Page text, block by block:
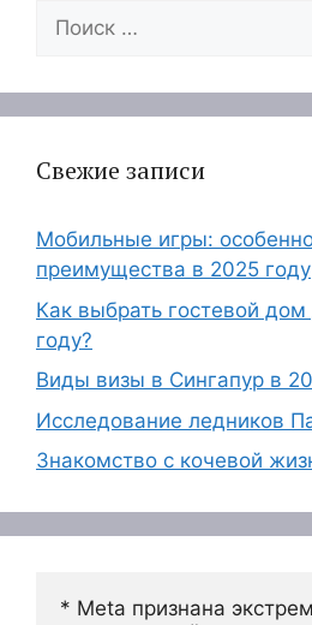
Поиск:
Свежие записи
Мобильные игры:
преимущества в 2025 году
Как выбрать гостевой
году?
Виды визы в Сингапур в
Исследование ледников
Знакомство с кочевой
* Meta признана